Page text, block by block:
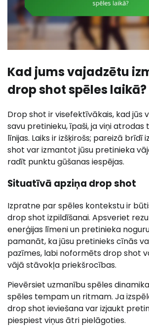
Kad jums vajadzētu
drop shot spēles laikā?
Drop shot ir visefektīvākais, kad jūs
savu pretinieku, īpaši, ja viņi
līnijas. Laiks ir izšķirošs; pareizā
shot var izmantot jūsu pretinieka
radīt punktu gūšanas iespējas.
Situatīvā apziņa drop shot
Izpratne par spēles kontekstu ir
drop shot izpildīšanai. Apsveriet
enerģijas līmeni un pretinieka
pamanāt, ka jūsu pretinieks cīnās
pazīmes, labi noformēts drop shot
vājā stāvokļa priekšrocības.
Pievērsiet uzmanību spēles
spēles tempam un ritmam. Ja
drop shot ieviešana var izjaukt
piespiest viņus ātri pielāgoties.